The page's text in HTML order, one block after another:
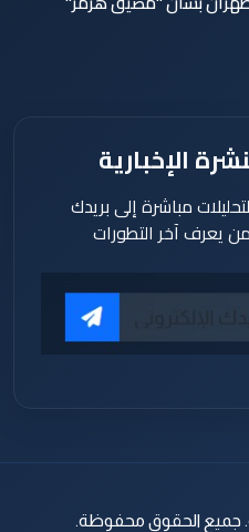
الإخبارية
مباشرة إلى بريدك
يعرف آخر التطورات